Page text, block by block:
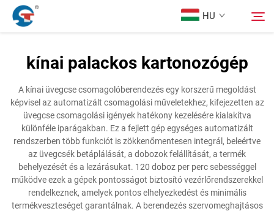
HU
Termékek
Tervezési Eset
Szolgáltatás
Keresés
kínai palackos kartonozógép
A kínai üvegcse csomagolóberendezés egy korszerű megoldást
képvisel az automatizált csomagolási műveletekhez, kifejezetten az
üvegcse csomagolási igények hatékony kezelésére kialakítva
különféle iparágakban. Ez a fejlett gép egységes automatizált
rendszerben több funkciót is zökkenőmentesen integrál, beleértve
az üvegcsék betáplálását, a dobozok felállítását, a termék
behelyezését és a lezárásukat. 120 doboz per perc sebességgel
működve ezek a gépek pontosságot biztosító vezérlőrendszerekkel
rendelkeznek, amelyek pontos elhelyezkedést és minimális
termékveszteséget garantálnak. A berendezés szervomeghajtásos